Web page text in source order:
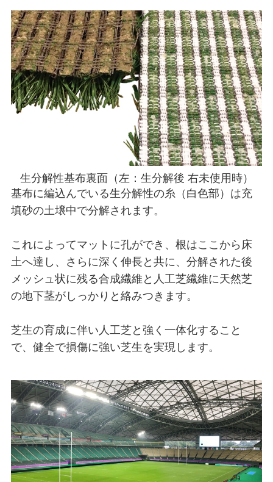
生分解性基布裏面（左：生分解後 右未使用時）
基布に編込んでいる生分解性の糸（白色部）は充
填砂の土壌中で分解されます。
これによってマットに孔ができ、根はここから床
土へ達し、さらに深く伸長と共に、分解された後
メッシュ状に残る合成繊維と人工芝繊維に天然芝
の地下茎がしっかりと絡みつきます。
芝生の育成に伴い人工芝と強く一体化すること
で、健全で損傷に強い芝生を実現します。